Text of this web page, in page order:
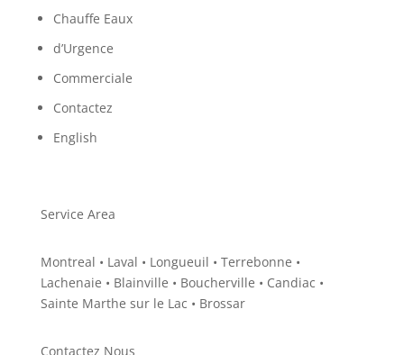
Chauffe Eaux
d’Urgence
Commerciale
Contactez
English
Service Area
Montreal • Laval • Longueuil • Terrebonne •
Lachenaie • Blainville • Boucherville • Candiac •
Sainte Marthe sur le Lac • Brossar
Contactez Nous